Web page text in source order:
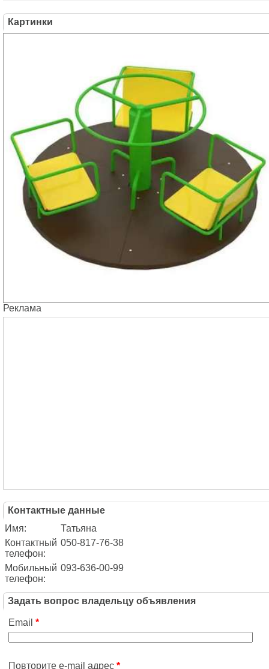
Картинки
Реклама
Контактные данные
Имя:
Татьяна
Контактный
телефон:
050-817-76-38
Мобильный
телефон:
093-636-00-99
Задать вопрос владельцу объявления
Email *
Повторите e-mail адрес *